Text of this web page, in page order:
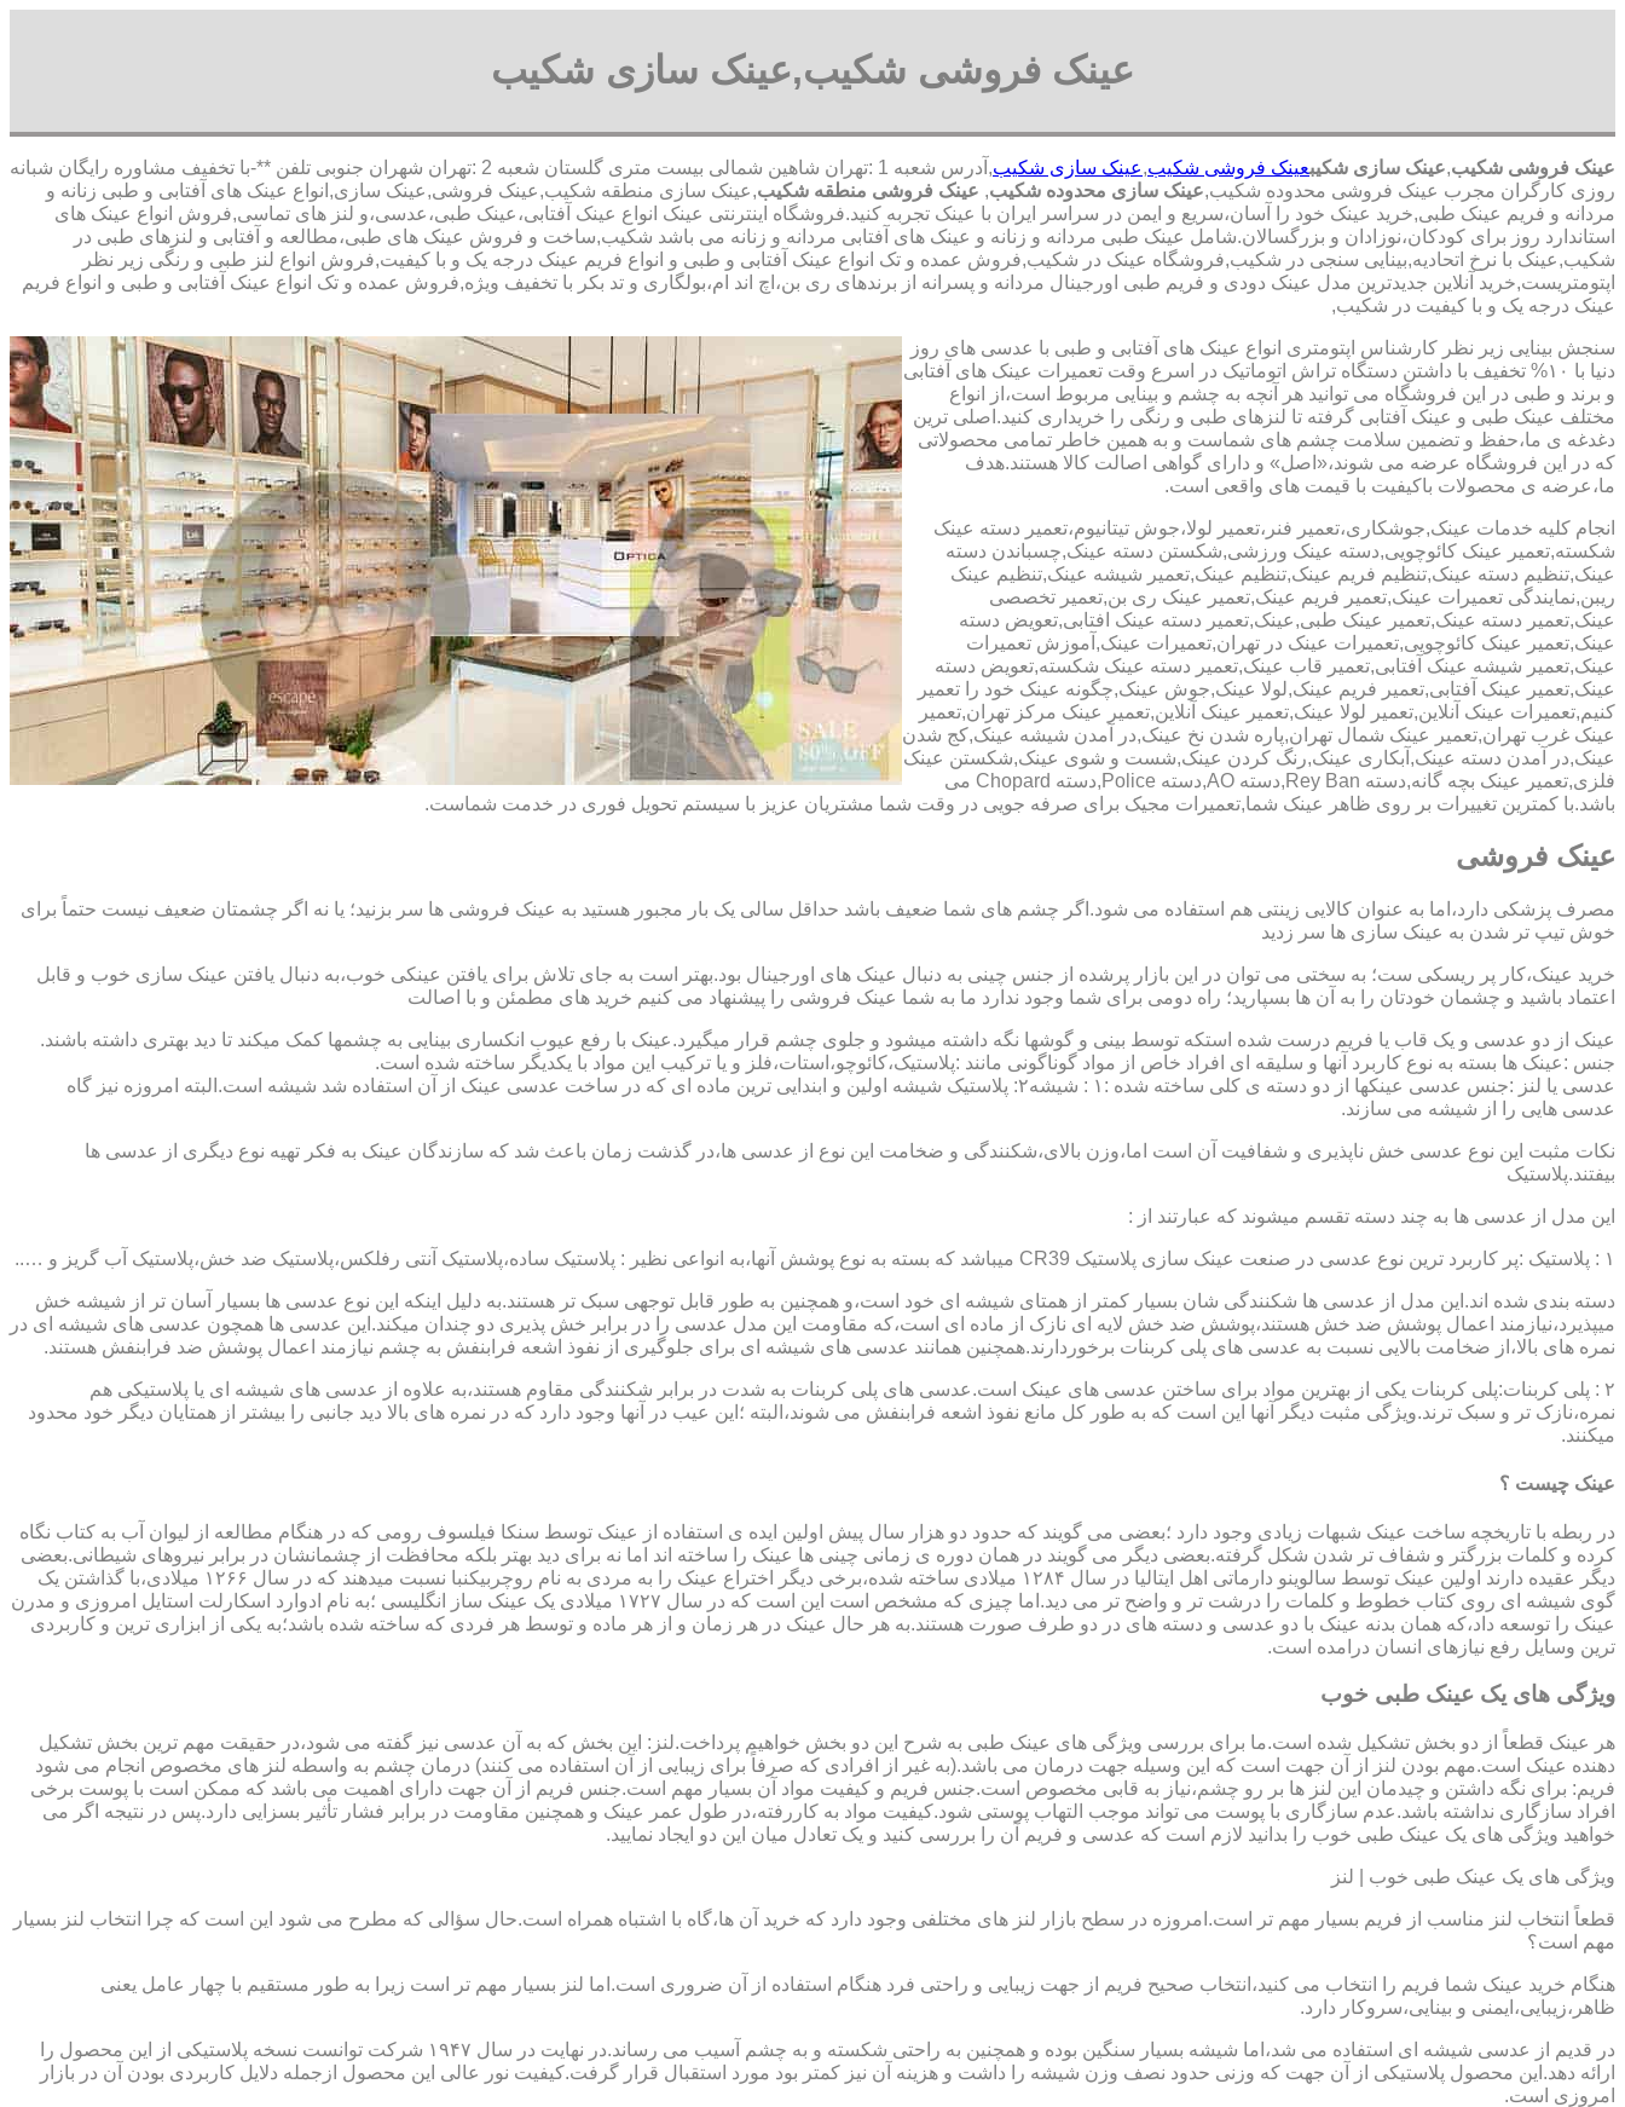
عینک فروشی شکیب,عینک سازی شکیب
عینک فروشی شکیب,عینک سازی شکیبعینک فروشی شکیب,عینک سازی شکیب
,آدرس شعبه 1 :تهران شاهین شمالی بیست متری گلستان شعبه 2 :تهران شهران جنوبی تلفن **-با تخفیف مشاوره رایگان شبانه
روزی کارگران مجرب عینک فروشی محدوده شکیب,عینک سازی محدوده شکیب, عینک فروشی منطقه شکیب,عینک سازی منطقه شکیب,عینک فروشی,عینک سازی,انواع عینک های آفتابی و طبی زنانه و
مردانه و فریم عینک طبی,خرید عینک خود را آسان،سریع و ایمن در سراسر ایران با عینک تجربه کنید.فروشگاه اینترنتی عینک انواع عینک آفتابی،عینک طبی،عدسی،و لنز های تماسی,فروش انواع عینک های
استاندارد روز برای کودکان،نوزادان و بزرگسالان.شامل عینک طبی مردانه و زنانه و عینک های آفتابی مردانه و زنانه می باشد شکیب,ساخت و فروش عینک های طبی،مطالعه و آفتابی و لنزهای طبی در
شکیب,عینک با نرخ اتحادیه,بینایی سنجی در شکیب,فروشگاه عینک در شکیب,فروش عمده و تک انواع عینک آفتابی و طبی و انواع فریم عینک درجه یک و با کیفیت,فروش انواع لنز طبی و رنگی زیر نظر
اپتومتریست,خرید آنلاین جدیدترین مدل عینک دودی و فریم طبی اورجینال مردانه و پسرانه از برندهای ری بن،اچ اند ام،بولگاری و تد بکر با تخفیف ویژه,فروش عمده و تک انواع عینک آفتابی و طبی و انواع فریم
عینک درجه یک و با کیفیت در شکیب,
سنجش بینایی زیر نظر کارشناس اپتومتری انواع عینک های آفتابی و طبی با عدسی های روز
دنیا با ۱۰% تخفیف با داشتن دستگاه تراش اتوماتیک در اسرع وقت تعمیرات عینک های آفتابی
و برند و طبی در این فروشگاه می توانید هر آنچه به چشم و بینایی مربوط است،از انواع
مختلف عینک طبی و عینک آفتابی گرفته تا لنزهای طبی و رنگی را خریداری کنید.اصلی ترین
دغدغه ی ما،حفظ و تضمین سلامت چشم های شماست و به همین خاطر تمامی محصولاتی
که در این فروشگاه عرضه می شوند،«اصل» و دارای گواهی اصالت کالا هستند.هدف
ما،عرضه ی محصولات باکیفیت با قیمت های واقعی است.
انجام کلیه خدمات عینک,جوشکاری،تعمیر فنر،تعمیر لولا،جوش تیتانیوم،تعمیر دسته عینک
شکسته,تعمیر عینک کائوچویی,دسته عینک ورزشی,شکستن دسته عینک,چسباندن دسته
عینک,تنظیم دسته عینک,تنظیم فریم عینک,تنظیم عینک,تعمیر شیشه عینک,تنظیم عینک
ریبن,نمایندگی تعمیرات عینک,تعمیر فریم عینک,تعمیر عینک ری بن,تعمیر تخصصی
عینک,تعمیر دسته عینک,تعمیر عینک طبی,عینک,تعمیر دسته عینک افتابی,تعویض دسته
عینک,تعمیر عینک کائوچویی,تعمیرات عینک در تهران,تعمیرات عینک,آموزش تعمیرات
عینک,تعمیر شیشه عینک آفتابی,تعمیر قاب عینک,تعمیر دسته عینک شکسته,تعویض دسته
عینک,تعمیر عینک آفتابی,تعمیر فریم عینک,لولا عینک,جوش عینک,چگونه عینک خود را تعمیر
کنیم,تعمیرات عینک آنلاین,تعمیر لولا عینک,تعمیر عینک آنلاین,تعمیر عینک مرکز تهران,تعمیر
عینک غرب تهران,تعمیر عینک شمال تهران,پاره شدن نخ عینک,در آمدن شیشه عینک,کج شدن
عینک,در آمدن دسته عینک,آبکاری عینک,رنگ کردن عینک,شست و شوی عینک,شکستن عینک
فلزی,تعمیر عینک بچه گانه,دسته Rey Ban,دسته AO,دسته Police,دسته Chopard می
باشد.با کمترین تغییرات بر روی ظاهر عینک شما,تعمیرات مجیک برای صرفه جویی در وقت شما مشتریان عزیز با سیستم تحویل فوری در خدمت شماست.
عینک فروشی
مصرف پزشکی دارد،اما به عنوان کالایی زینتی هم استفاده می شود.اگر چشم های شما ضعیف باشد حداقل سالی یک بار مجبور هستید به عینک فروشی ها سر بزنید؛ یا نه اگر چشمتان ضعیف نیست حتماً برای
خوش تیپ تر شدن به عینک سازی ها سر زدید
خرید عینک،کار پر ریسکی ست؛ به سختی می توان در این بازار پرشده از جنس چینی به دنبال عینک های اورجینال بود.بهتر است به جای تلاش برای یافتن عینکی خوب،به دنبال یافتن عینک سازی خوب و قابل
اعتماد باشید و چشمان خودتان را به آن ها بسپارید؛ راه دومی برای شما وجود ندارد ما به شما عینک فروشی را پیشنهاد می کنیم خرید های مطمئن و با اصالت
عینک از دو عدسی و یک قاب یا فریم درست شده استکه توسط بینی و گوشها نگه داشته میشود و جلوی چشم قرار میگیرد.عینک با رفع عیوب انکساری بینایی به چشمها کمک میکند تا دید بهتری داشته باشند.
جنس :عینک ها بسته به نوع کاربرد آنها و سلیقه ای افراد خاص از مواد گوناگونی مانند :پلاستیک،کائوچو،استات،فلز و یا ترکیب این مواد با یکدیگر ساخته شده است.
عدسی یا لنز :جنس عدسی عینکها از دو دسته ی کلی ساخته شده :۱ : شیشه۲: پلاستیک شیشه اولین و ابندایی ترین ماده ای که در ساخت عدسی عینک از آن استفاده شد شیشه است.البته امروزه نیز گاه
عدسی هایی را از شیشه می سازند.
نکات مثبت این نوع عدسی خش ناپذیری و شفافیت آن است اما،وزن بالای،شکنندگی و ضخامت این نوع از عدسی ها،در گذشت زمان باعث شد که سازندگان عینک به فکر تهیه نوع دیگری از عدسی ها
بیفتند.پلاستیک
این مدل از عدسی ها به چند دسته تقسم میشوند که عبارتند از :
۱ : پلاستیک :پر کاربرد ترین نوع عدسی در صنعت عینک سازی پلاستیک CR39 میباشد که بسته به نوع پوشش آنها،به انواعی نظیر : پلاستیک ساده،پلاستیک آنتی رفلکس،پلاستیک ضد خش،پلاستیک آب گریز و …..
دسته بندی شده اند.این مدل از عدسی ها شکنندگی شان بسیار کمتر از همتای شیشه ای خود است،و همچنین به طور قابل توجهی سبک تر هستند.به دلیل اینکه این نوع عدسی ها بسیار آسان تر از شیشه خش
میپذیرد،نیازمند اعمال پوشش ضد خش هستند،پوشش ضد خش لایه ای نازک از ماده ای است،که مقاومت این مدل عدسی را در برابر خش پذیری دو چندان میکند.این عدسی ها همچون عدسی های شیشه ای در
نمره های بالا،از ضخامت بالایی نسبت به عدسی های پلی کربنات برخوردارند.همچنین همانند عدسی های شیشه ای برای جلوگیری از نفوذ اشعه فرابنفش به چشم نیازمند اعمال پوشش ضد فرابنفش هستند.
۲ : پلی کربنات:پلی کربنات یکی از بهترین مواد برای ساختن عدسی های عینک است.عدسی های پلی کربنات به شدت در برابر شکنندگی مقاوم هستند،به علاوه از عدسی های شیشه ای یا پلاستیکی هم
نمره،نازک تر و سبک ترند.ویژگی مثبت دیگر آنها این است که به طور کل مانع نفوذ اشعه فرابنفش می شوند،البته ؛این عیب در آنها وجود دارد که در نمره های بالا دید جانبی را بیشتر از همتایان دیگر خود محدود
میکنند.
عینک چیست ؟
در ربطه با تاریخچه ساخت عینک شبهات زیادی وجود دارد ؛بعضی می گویند که حدود دو هزار سال پیش اولین ایده ی استفاده از عینک توسط سنکا فیلسوف رومی که در هنگام مطالعه از لیوان آب به کتاب نگاه
کرده و کلمات بزرگتر و شفاف تر شدن شکل گرفته.بعضی دیگر می گویند در همان دوره ی زمانی چینی ها عینک را ساخته اند اما نه برای دید بهتر بلکه محافظت از چشمانشان در برابر نیروهای شیطانی.بعضی
دیگر عقیده دارند اولین عینک توسط سالوینو دارماتی اهل ایتالیا در سال ۱۲۸۴ میلادی ساخته شده،برخی دیگر اختراع عینک را به مردی به نام روچربیکنبا نسبت میدهند که در سال ۱۲۶۶ میلادی،با گذاشتن یک
گوی شیشه ای روی کتاب خطوط و کلمات را درشت تر و واضح تر می دید.اما چیزی که مشخص است این است که در سال ۱۷۲۷ میلادی یک عینک ساز انگلیسی ؛به نام ادوارد اسکارلت استایل امروزی و مدرن
عینک را توسعه داد،که همان بدنه عینک با دو عدسی و دسته های در دو طرف صورت هستند.به هر حال عینک در هر زمان و از هر ماده و توسط هر فردی که ساخته شده باشد؛به یکی از ابزاری ترین و کاربردی
ترین وسایل رفع نیازهای انسان درامده است.
ویژگی های یک عینک طبی خوب
هر عینک قطعاً از دو بخش تشکیل شده است.ما برای بررسی ویژگی های عینک طبی به شرح این دو بخش خواهیم پرداخت.لنز: این بخش که به آن عدسی نیز گفته می شود،در حقیقت مهم ترین بخش تشکیل
دهنده عینک است.مهم بودن لنز از آن جهت است که این وسیله جهت درمان می باشد.(به غیر از افرادی که صرفاً برای زیبایی از آن استفاده می کنند) درمان چشم به واسطه لنز های مخصوص انجام می شود
فریم: برای نگه داشتن و چیدمان این لنز ها بر رو چشم،نیاز به قابی مخصوص است.جنس فریم و کیفیت مواد آن بسیار مهم است.جنس فریم از آن جهت دارای اهمیت می باشد که ممکن است با پوست برخی
افراد سازگاری نداشته باشد.عدم سازگاری با پوست می تواند موجب التهاب پوستی شود.کیفیت مواد به کاررفته،در طول عمر عینک و همچنین مقاومت در برابر فشار تأثیر بسزایی دارد.پس در نتیجه اگر می
خواهید ویژگی های یک عینک طبی خوب را بدانید لازم است که عدسی و فریم آن را بررسی کنید و یک تعادل میان این دو ایجاد نمایید.
ویژگی های یک عینک طبی خوب | لنز
قطعاً انتخاب لنز مناسب از فریم بسیار مهم تر است.امروزه در سطح بازار لنز های مختلفی وجود دارد که خرید آن ها،گاه با اشتباه همراه است.حال سؤالی که مطرح می شود این است که چرا انتخاب لنز بسیار
مهم است؟
هنگام خرید عینک شما فریم را انتخاب می کنید،انتخاب صحیح فریم از جهت زیبایی و راحتی فرد هنگام استفاده از آن ضروری است.اما لنز بسیار مهم تر است زیرا به طور مستقیم با چهار عامل یعنی
ظاهر،زیبایی،ایمنی و بینایی،سروکار دارد.
در قدیم از عدسی شیشه ای استفاده می شد،اما شیشه بسیار سنگین بوده و همچنین به راحتی شکسته و به چشم آسیب می رساند.در نهایت در سال ۱۹۴۷ شرکت توانست نسخه پلاستیکی از این محصول را
ارائه دهد.این محصول پلاستیکی از آن جهت که وزنی حدود نصف وزن شیشه را داشت و هزینه آن نیز کمتر بود مورد استقبال قرار گرفت.کیفیت نور عالی این محصول ازجمله دلایل کاربردی بودن آن در بازار
امروزی است.